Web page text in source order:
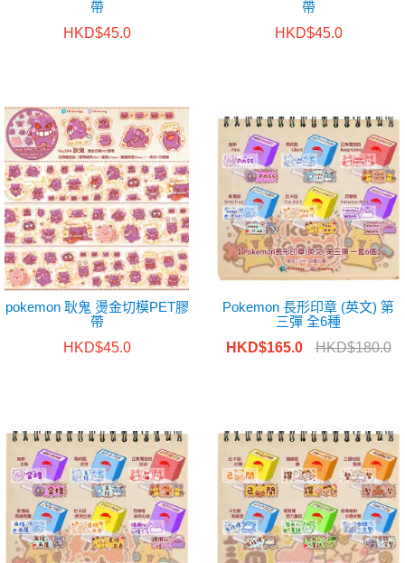
帶
HKD$45.0
帶
HKD$45.0
pokemon 耿鬼 燙金切模PET膠
帶
HKD$45.0
Pokemon 長形印章 (英文) 第
三彈 全6種
HKD$165.0
HKD$180.0